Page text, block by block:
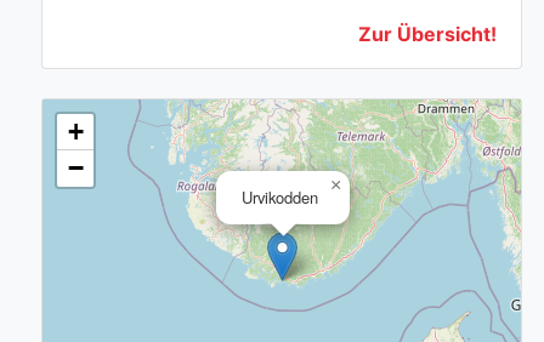
Zur Übersicht!
Urvikodden
×
+
−